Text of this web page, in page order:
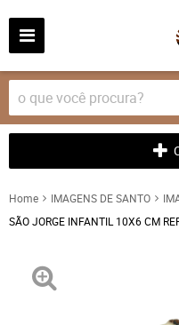
Home IMAGENS DE SANTO
SÃO JORGE INFANTIL 10X6 CM